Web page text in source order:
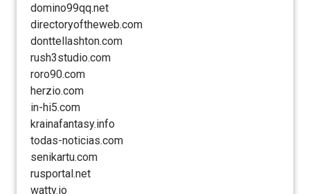
domino99qq.net
directoryoftheweb.com
donttellashton.com
rush3studio.com
roro90.com
herzio.com
in-hi5.com
krainafantasy.info
todas-noticias.com
senikartu.com
rusportal.net
watty.io